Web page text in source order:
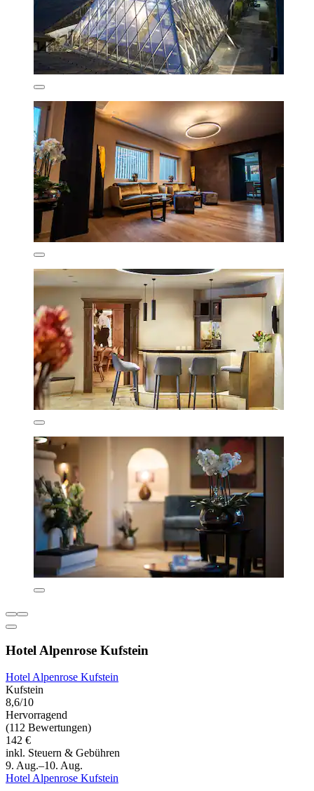
Hotel Alpenrose Kufstein
Hotel Alpenrose Kufstein
Kufstein
8,6/10
Hervorragend
(112 Bewertungen)
142 €
inkl. Steuern & Gebühren
9. Aug.–10. Aug.
Hotel Alpenrose Kufstein